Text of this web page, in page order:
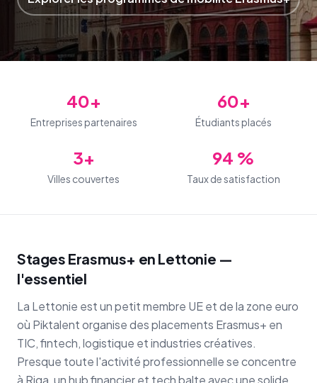
40+
Entreprises partenaires
60+
Étudiants placés
3+
Villes couvertes
94 %
Taux de satisfaction
Stages Erasmus+ en Lettonie —
l'essentiel
La Lettonie est un petit membre UE et de la zone euro
où Piktalent organise des placements Erasmus+ en
TIC, fintech, logistique et industries créatives.
Presque toute l'activité professionnelle se concentre
à Riga, un hub financier et tech balte avec une solide